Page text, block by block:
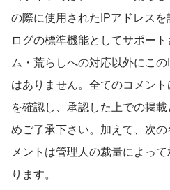
の際に使用されたIPアドレス
ログの標準機能としてサポー
ム・荒らしへの対応以外にこ
はありません。全てのコメン
を確認し、承認した上での掲
めご了承下さい。加えて、次
メントは管理人の裁量によっ
ります。